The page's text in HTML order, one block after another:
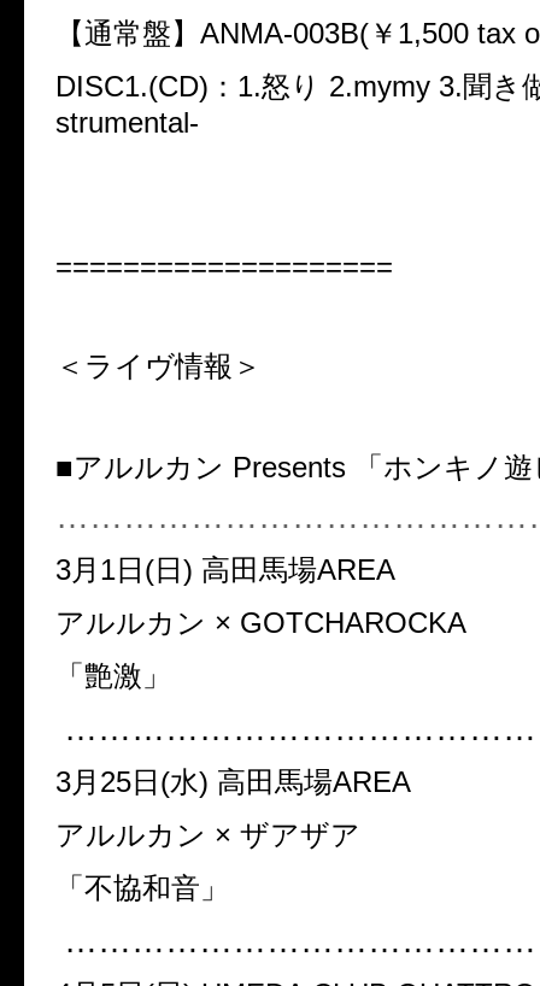
【通常盤】ANMA-003B(￥1,500 tax
DISC1.(CD)：1.怒り 2.mymy 3.聞き
strumental-
====================
＜ライヴ情報＞
■アルルカン Presents 「ホンキノ遊
3月1日(日) 高田馬場AREA
アルルカン × GOTCHAROCKA
「艶激」
3月25日(水) 高田馬場AREA
アルルカン × ザアザア
「不協和音」